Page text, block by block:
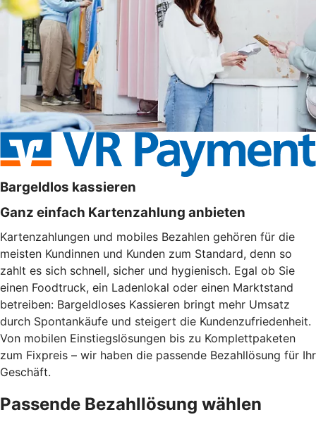
Bargeldlos kassieren
Ganz einfach Kartenzahlung anbieten
Kartenzahlungen und mobiles Bezahlen gehören für die
meisten Kundinnen und Kunden zum Standard, denn so
zahlt es sich schnell, sicher und hygienisch. Egal ob Sie
einen Foodtruck, ein Ladenlokal oder einen Marktstand
betreiben: Bargeldloses Kassieren bringt mehr Umsatz
durch Spontankäufe und steigert die Kundenzufriedenheit.
Von mobilen Einstiegslösungen bis zu Komplettpaketen
zum Fixpreis – wir haben die passende Bezahllösung für Ihr
Geschäft.
Passende Bezahllösung wählen